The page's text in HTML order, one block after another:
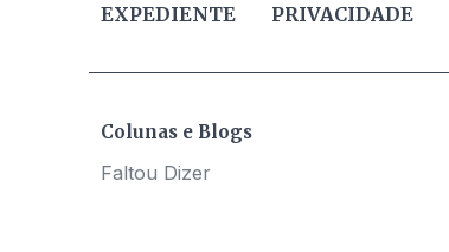
EXPEDIENTE PRIVACIDADE
Colunas e Blogs
Faltou Dizer